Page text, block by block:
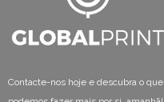
Contacte-nos hoje e descubra o que